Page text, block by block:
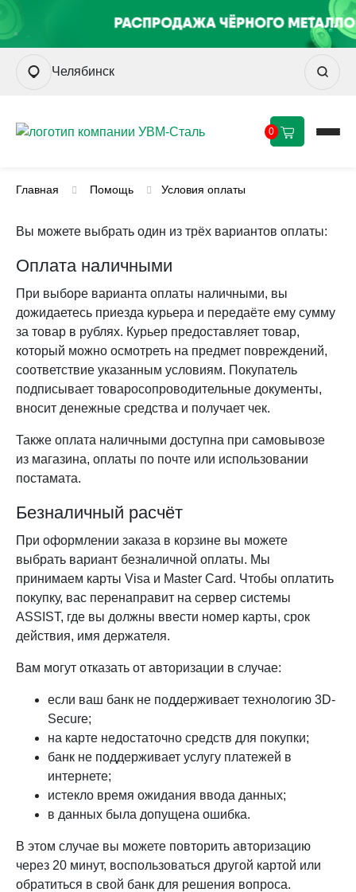
Челябинск
0
Главная Помощь Условия оплаты
Вы можете выбрать один из трёх вариантов оплаты:
Оплата наличными
При выборе варианта оплаты наличными, вы
дожидаетесь приезда курьера и передаёте ему сумму
за товар в рублях. Курьер предоставляет товар,
который можно осмотреть на предмет повреждений,
соответствие указанным условиям. Покупатель
подписывает товаросопроводительные документы,
вносит денежные средства и получает чек.
Также оплата наличными доступна при самовывозе
из магазина, оплаты по почте или использовании
постамата.
Безналичный расчёт
При оформлении заказа в корзине вы можете
выбрать вариант безналичной оплаты. Мы
принимаем карты Visa и Master Card. Чтобы оплатить
покупку, вас перенаправит на сервер системы
ASSIST, где вы должны ввести номер карты, срок
действия, имя держателя.
Вам могут отказать от авторизации в случае:
если ваш банк не поддерживает технологию 3D-
Secure;
на карте недостаточно средств для покупки;
банк не поддерживает услугу платежей в
интернете;
истекло время ожидания ввода данных;
в данных была допущена ошибка.
В этом случае вы можете повторить авторизацию
через 20 минут, воспользоваться другой картой или
обратиться в свой банк для решения вопроса.